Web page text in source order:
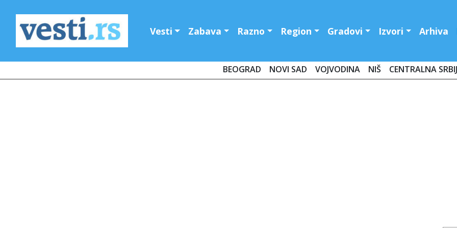
Vesti Zabava Razno Region Gradovi Izvori Arhiva
BEOGRAD NOVI SAD VOJVODINA NIŠ CENTRALNA